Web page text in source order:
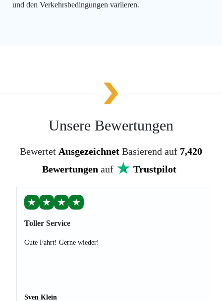
und den Verkehrsbedingungen variieren.
Unsere Bewertungen
Bewertet Ausgezeichnet Basierend auf 7,420
Bewertungen auf Trustpilot
★ ★ ★ ★
Toller Service
Gute Fahrt! Gerne wieder!
Sven Klein